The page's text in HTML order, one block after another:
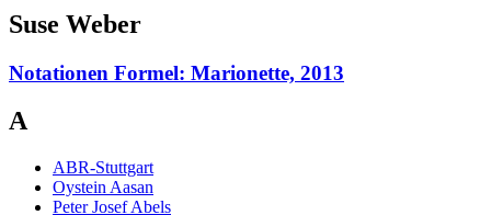
Suse Weber
Notationen Formel: Marionette, 2013
A
ABR-Stuttgart
Oystein Aasan
Peter Josef Abels